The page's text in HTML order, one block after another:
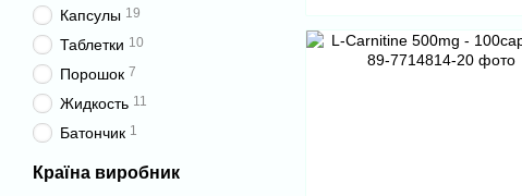
Капсулы 19
Таблетки 10
Порошок 7
Жидкость 11
Батончик 1
Країна виробник